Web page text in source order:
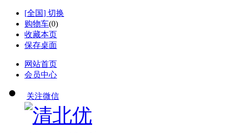
[全国] 切换
购物车(0)
收藏本页
保存桌面
网站首页
会员中心
关注微信